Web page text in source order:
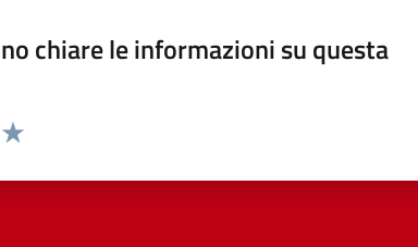
chiare le informazioni su questa